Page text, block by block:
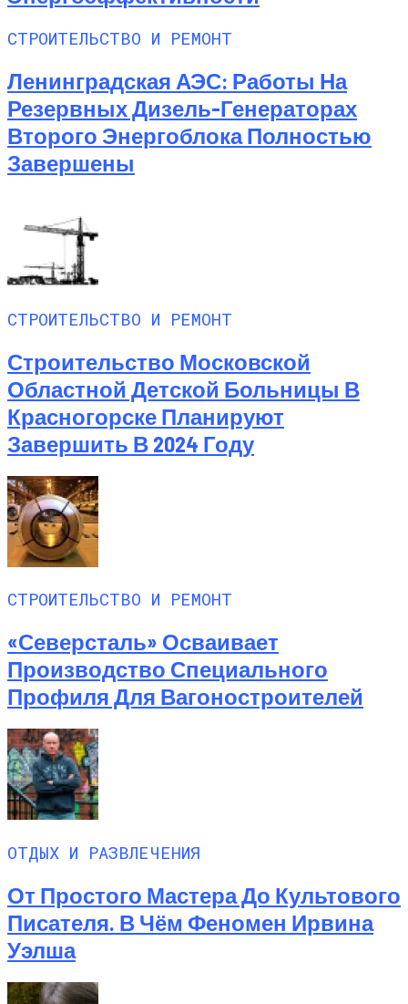
СТРОИТЕЛЬСТВО И РЕМОНТ
Ленинградская АЭС: Работы На
Резервных Дизель-Генераторах
Второго Энергоблока Полностью
Завершены
СТРОИТЕЛЬСТВО И РЕМОНТ
Строительство Московской
Областной Детской Больницы В
Красногорске Планируют
Завершить В 2024 Году
СТРОИТЕЛЬСТВО И РЕМОНТ
«Северсталь» Осваивает
Производство Специального
Профиля Для Вагоностроителей
ОТДЫХ И РАЗВЛЕЧЕНИЯ
От Простого Мастера До Культового
Писателя. В Чём Феномен Ирвина
Уэлша